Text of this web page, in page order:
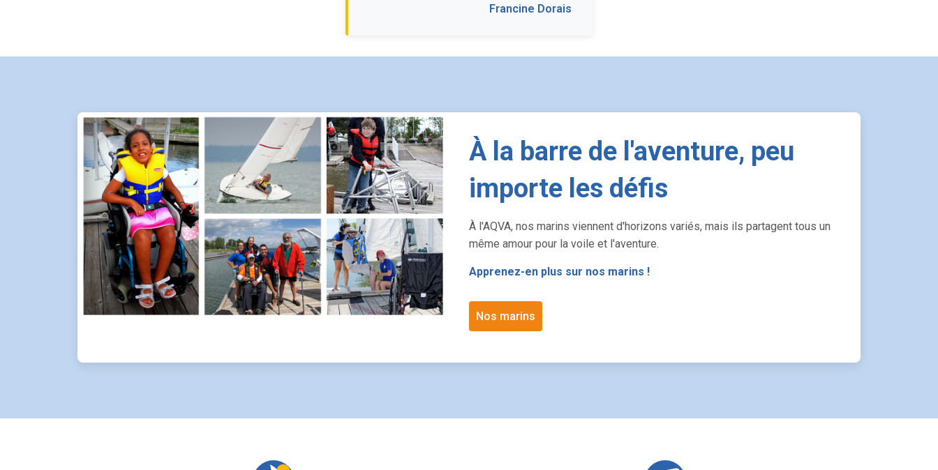
Francine Dorais
À la barre de l'aventure, peu
importe les défis
À l'AQVA, nos marins viennent d'horizons variés, mais ils partagent tous un
même amour pour la voile et l'aventure.
Apprenez-en plus sur nos marins !
Nos marins